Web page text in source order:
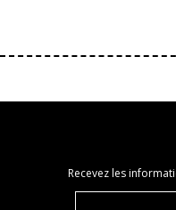
Recevez les